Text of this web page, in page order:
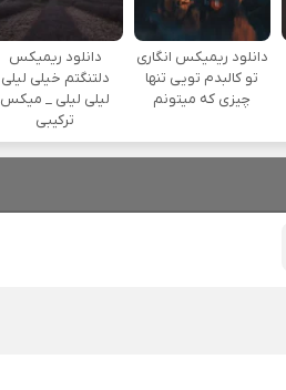
دانلود ریمیکس انگاری
تو کالبدم تویی تنها
چیزی که میتونم
دانلود ریمیکس
دلتنگتم خیلی لیلی
لیلی لیلی _ میکس
ترکیبی